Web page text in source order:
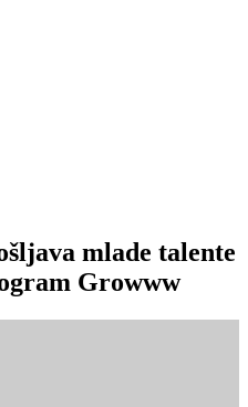
mlade talente
Growww